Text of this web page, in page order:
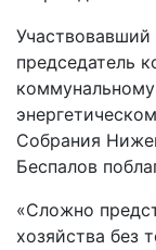
председатель
Собрания
Беспалов
«Сложно
хозяйства без